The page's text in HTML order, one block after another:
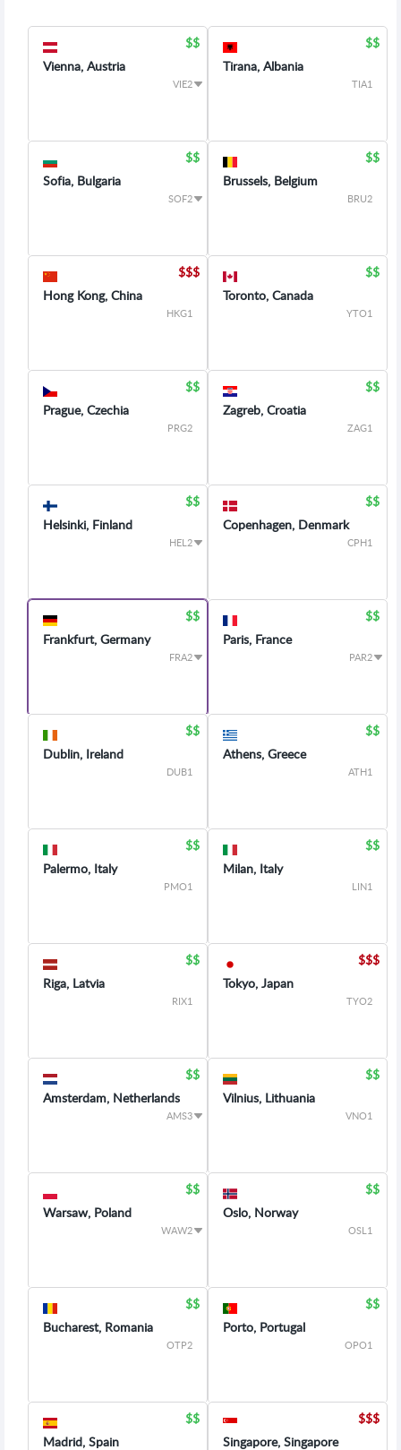
Tirana, Albania
TIA1
Vienna, Austria
VIE2
Brussels, Belgium
BRU2
Sofia, Bulgaria
SOF2
Toronto, Canada
YTO1
Hong Kong, China
HKG1
Zagreb, Croatia
ZAG1
Prague, Czechia
PRG2
Copenhagen, Denmark
CPH1
Helsinki, Finland
HEL2
Paris, France
PAR2
Frankfurt, Germany
FRA2
Athens, Greece
ATH1
Dublin, Ireland
DUB1
Milan, Italy
LIN1
Palermo, Italy
PMO1
Tokyo, Japan
TYO2
Riga, Latvia
RIX1
Vilnius, Lithuania
VNO1
Amsterdam, Netherlands
AMS3
Oslo, Norway
OSL1
Warsaw, Poland
WAW2
Porto, Portugal
OPO1
Bucharest, Romania
OTP2
Singapore, Singapore
Madrid, Spain